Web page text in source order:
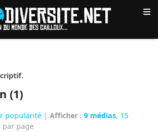
≡
(1)
popularité |Afficher :9 médias, 15
par page